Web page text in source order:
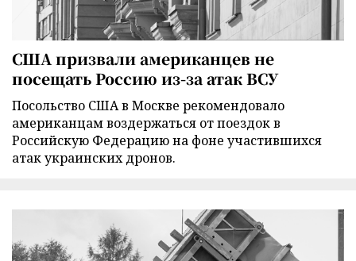
США призвали американцев не
посещать Россию из-за атак ВСУ
Посольство США в Москве рекомендовало
американцам воздержаться от поездок в
Российскую Федерацию на фоне участившихся
атак украинских дронов.